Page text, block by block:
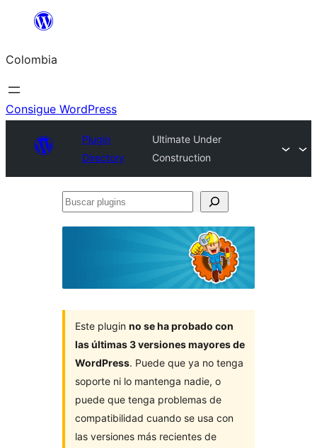
Saltar
contenido
Colombia
Consigue WordPress
Plugin
Directory
Ultimate Under
Construction
Buscar
Este plugin no se ha probado con
las últimas 3 versiones mayores de
WordPress. Puede que ya no tenga
soporte ni lo mantenga nadie, o
puede que tenga problemas de
compatibilidad cuando se usa con
las versiones más recientes de